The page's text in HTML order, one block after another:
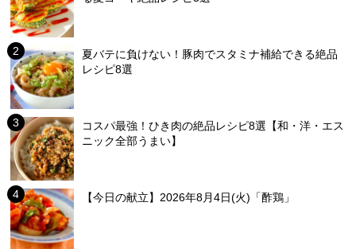
夏バテに負けない！豚肉でスタミナ補給できる絶品
レシピ8選
コスパ最強！ひき肉の絶品レシピ8選【和・洋・エス
ニック全部うまい】
【今日の献立】2026年8月4日(火)「酢鶏」